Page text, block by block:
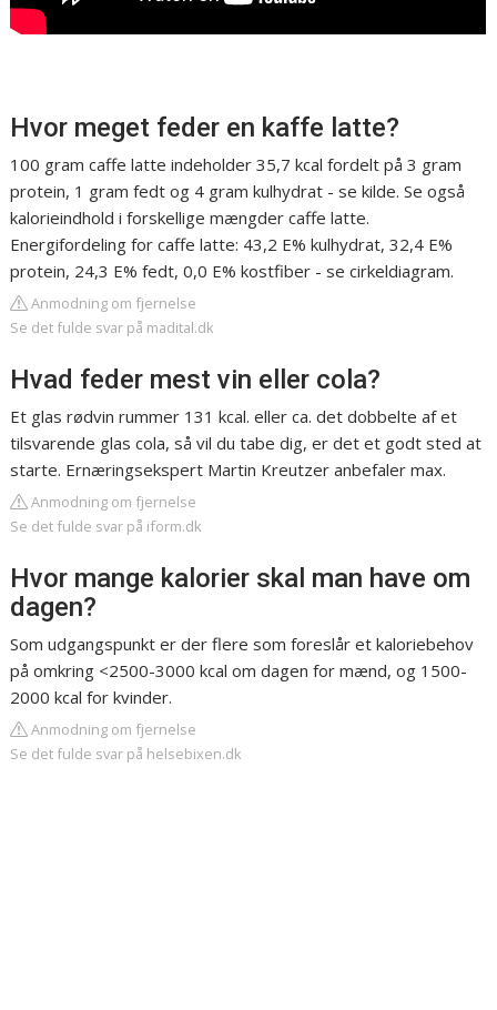
Hvor meget feder en kaffe latte?
100 gram caffe latte indeholder 35,7 kcal fordelt på 3 gram
protein, 1 gram fedt og 4 gram kulhydrat - se kilde. Se også
kalorieindhold i forskellige mængder caffe latte.
Energifordeling for caffe latte: 43,2 E% kulhydrat, 32,4 E%
protein, 24,3 E% fedt, 0,0 E% kostfiber - se cirkeldiagram.
Anmodning om fjernelse
Se det fulde svar på madital.dk
Hvad feder mest vin eller cola?
Et glas rødvin rummer 131 kcal. eller ca. det dobbelte af et
tilsvarende glas cola, så vil du tabe dig, er det et godt sted at
starte. Ernæringsekspert Martin Kreutzer anbefaler max.
Anmodning om fjernelse
Se det fulde svar på iform.dk
Hvor mange kalorier skal man have om
dagen?
Som udgangspunkt er der flere som foreslår et kaloriebehov
på omkring <2500-3000 kcal om dagen for mænd, og 1500-
2000 kcal for kvinder.
Anmodning om fjernelse
Se det fulde svar på helsebixen.dk